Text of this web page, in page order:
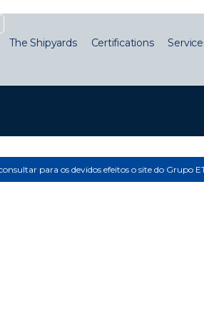
The Shipyards Certifications
para os devidos efeitos o site do Grupo